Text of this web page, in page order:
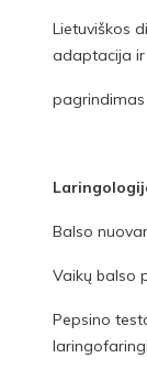
Lietuviškos
adaptacija ir
pagrindimas
Balso
Vaikų balso
Pepsino